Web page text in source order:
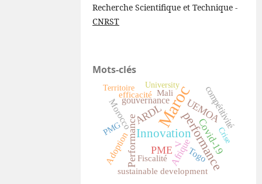
Recherche Scientifique et Technique -
CNRST
Mots-clés
Maroc
performance
Innovation
PerformanceARDL
PME Covid-19
UEMOA
Afrique
compétitivité
Morocco
Adoption
gouvernance
Togo
Fiscalité
sustainable development
V
Mali
PMG
efficacité
University
Territoire
Crise